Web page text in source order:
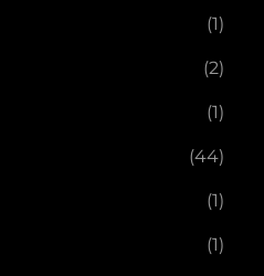
(1)
(2)
(1)
(44)
(1)
(1)